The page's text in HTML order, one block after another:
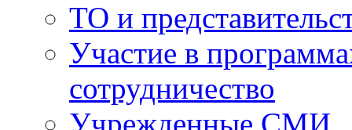
ТО и
Участие в
сотрудничество